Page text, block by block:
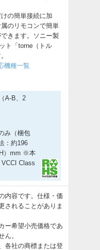
の簡単接続に加
のリモコンで簡単
きます。ソニー製
ト「torne（トル
機種一覧
A-B、2
み（梱包
：約196
H）mm ※本
Class
内容です。仕様・価
されることがありま
ー希望小売価格であ
ん。
各社の商標または登